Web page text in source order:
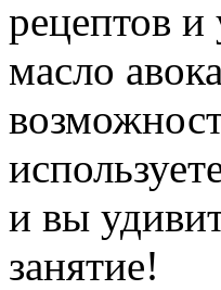
рецептов
масло
и вы
занятие!